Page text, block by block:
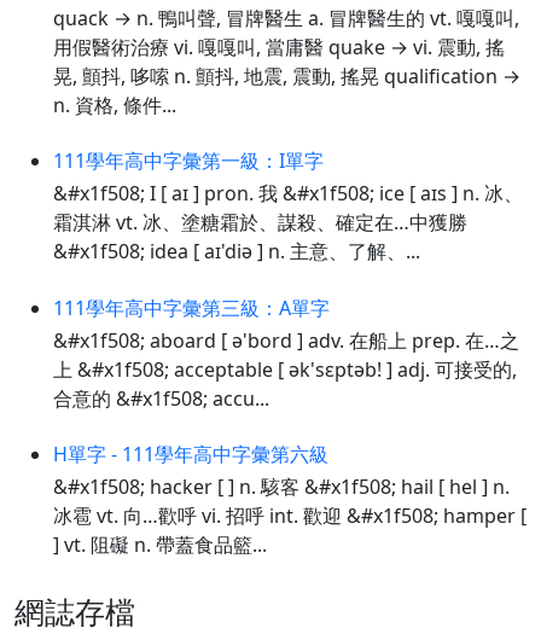
quack → n. 鴨叫聲, 冒牌醫生 a. 冒牌醫生的 vt. 嘎嘎叫,
用假醫術治療 vi. 嘎嘎叫, 當庸醫 quake → vi. 震動, 搖
晃, 顫抖, 哆嗦 n. 顫抖, 地震, 震動, 搖晃 qualification →
n. 資格, 條件...
111學年高中字彙第一級：I單字
&#x1f508; I [ aɪ ] pron. 我 &#x1f508; ice [ aɪs ] n. 冰、
霜淇淋 vt. 冰、塗糖霜於、謀殺、確定在…中獲勝
&#x1f508; idea [ aɪ'diə ] n. 主意、了解、...
111學年高中字彙第三級：A單字
&#x1f508; aboard [ ə'bord ] adv. 在船上 prep. 在…之
上 &#x1f508; acceptable [ ək'sɛptəb! ] adj. 可接受的,
合意的 &#x1f508; accu...
H單字 - 111學年高中字彙第六級
&#x1f508; hacker [ ] n. 駭客 &#x1f508; hail [ hel ] n.
冰雹 vt. 向…歡呼 vi. 招呼 int. 歡迎 &#x1f508; hamper [
] vt. 阻礙 n. 帶蓋食品籃...
網誌存檔